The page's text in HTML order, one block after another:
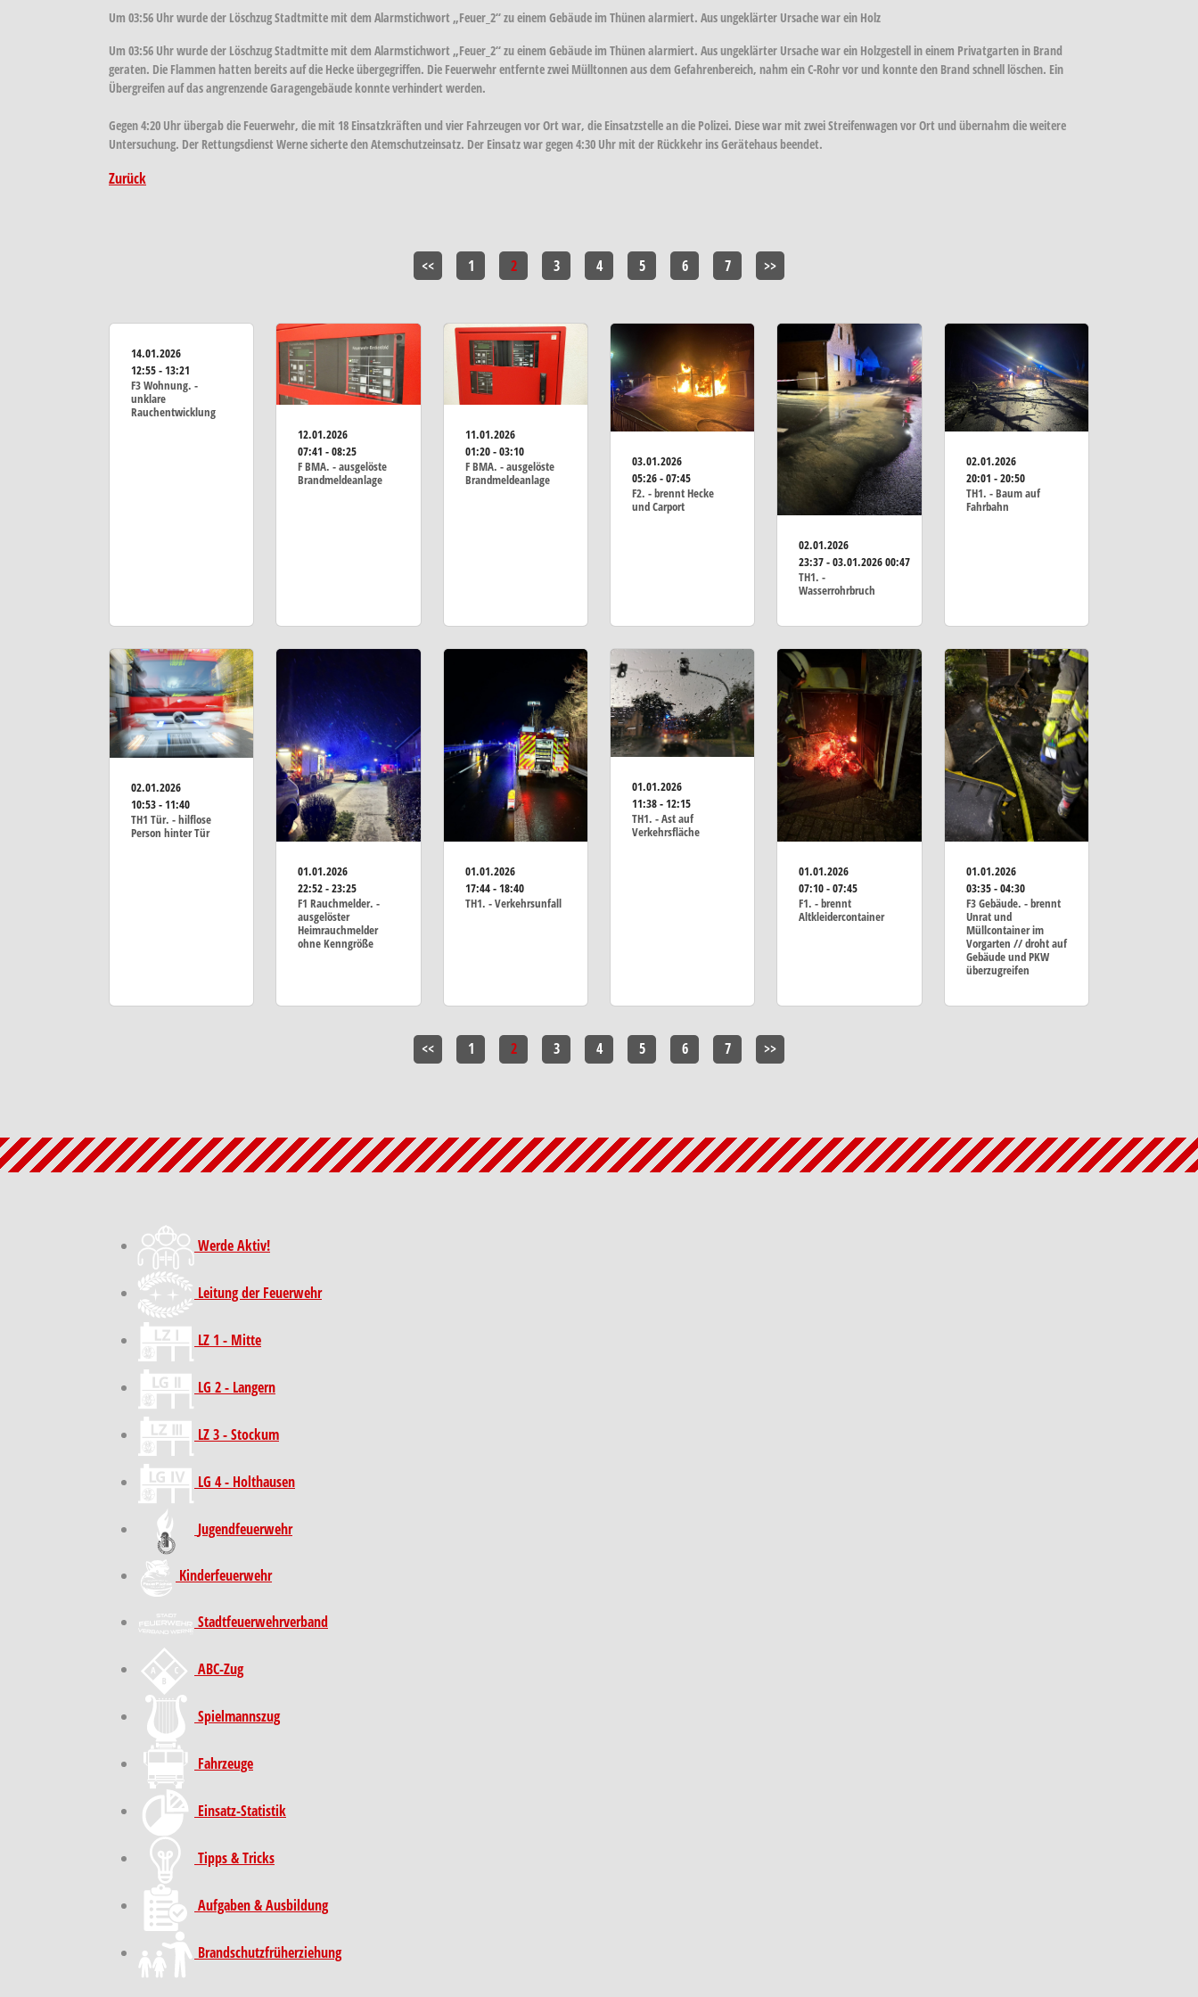
Um 03:56 Uhr wurde der Löschzug Stadtmitte mit dem Alarmstichwort „Feuer_2“ zu einem Gebäude im Thünen alarmiert. Aus ungeklärter Ursache war ein Holz
Um 03:56 Uhr wurde der Löschzug Stadtmitte mit dem Alarmstichwort „Feuer_2“ zu einem Gebäude im Thünen alarmiert. Aus ungeklärter Ursache war ein Holzgestell in einem Privatgarten in Brand
geraten. Die Flammen hatten bereits auf die Hecke übergegriffen. Die Feuerwehr entfernte zwei Mülltonnen aus dem Gefahrenbereich, nahm ein C-Rohr vor und konnte den Brand schnell löschen. Ein
Übergreifen auf das angrenzende Garagengebäude konnte verhindert werden.
Gegen 4:20 Uhr übergab die Feuerwehr, die mit 18 Einsatzkräften und vier Fahrzeugen vor Ort war, die Einsatzstelle an die Polizei. Diese war mit zwei Streifenwagen vor Ort und übernahm die weitere
Untersuchung. Der Rettungsdienst Werne sicherte den Atemschutzeinsatz. Der Einsatz war gegen 4:30 Uhr mit der Rückkehr ins Gerätehaus beendet.
Zurück
<< 1 2 3 4 5 6 7 >>
14.01.2026
12:55 - 13:21
F3 Wohnung. -
unklare
Rauchentwicklung
12.01.2026
07:41 - 08:25
F BMA. - ausgelöste
Brandmeldeanlage
11.01.2026
01:20 - 03:10
F BMA. - ausgelöste
Brandmeldeanlage
03.01.2026
05:26 - 07:45
F2. - brennt Hecke
und Carport
02.01.2026
23:37 - 03.01.2026 00:47
TH1. -
Wasserrohrbruch
02.01.2026
20:01 - 20:50
TH1. - Baum auf
Fahrbahn
02.01.2026
10:53 - 11:40
TH1 Tür. - hilflose
Person hinter Tür
01.01.2026
22:52 - 23:25
F1 Rauchmelder. -
ausgelöster
Heimrauchmelder
ohne Kenngröße
01.01.2026
17:44 - 18:40
TH1. - Verkehrsunfall
01.01.2026
11:38 - 12:15
TH1. - Ast auf
Verkehrsfläche
01.01.2026
07:10 - 07:45
F1. - brennt
Altkleidercontainer
01.01.2026
03:35 - 04:30
F3 Gebäude. - brennt
Unrat und
Müllcontainer im
Vorgarten // droht auf
Gebäude und PKW
überzugreifen
<< 1 2 3 4 5 6 7 >>
Werde Aktiv!
Leitung der Feuerwehr
LZ 1 - Mitte
LG 2 - Langern
LZ 3 - Stockum
LG 4 - Holthausen
Jugendfeuerwehr
Kinder­feuer­wehr
Stadt­feuer­wehr­verband
ABC-Zug
Spielmannszug
Fahrzeuge
Einsatz-Statistik
Tipps & Tricks
Aufgaben & Ausbildung
Brand­schutz­früh­erziehung